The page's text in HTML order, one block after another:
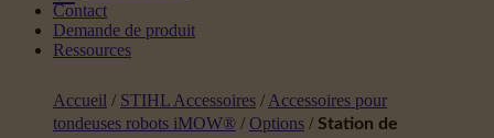
Contact
Demande de produit
Ressources
Accueil / STIHL Accessoires / Accessoires pour
tondeuses robots iMOW® / Options / Station de